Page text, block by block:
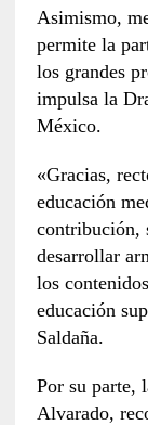
Asimismo,
permite la
los grandes
impulsa la
México.
«Gracias,
educación
contribución,
desarrollar
los
educación
Saldaña.
Por su parte,
Alvarado,